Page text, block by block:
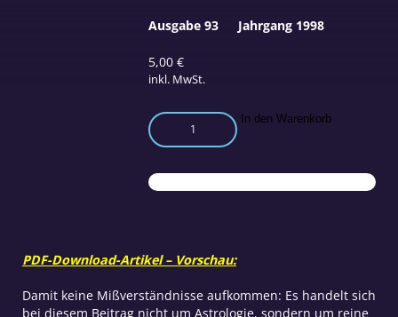
5,00€
inkl. MwSt.
Beginnt
2000
neues
Zeitalter?
In den Warenkorb
Ausgabe 93 Jahrgang 1998
PDF-Download-Artikel – Vorschau:
Damit keine Mißverständnisse aufkommen: Es handelt sich
bei diesem Beitrag nicht um Astrologie, sondern um reine